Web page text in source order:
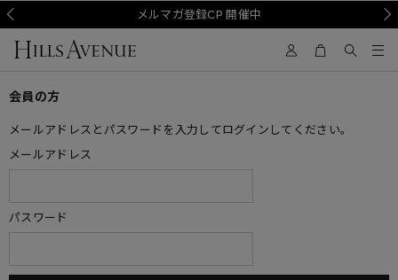
メルマガ登録CP 開催中
会員の方
メールアドレスとパスワードを入力してログインしてください。
メールアドレス
パスワード